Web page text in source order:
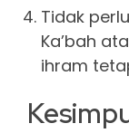
Tidak
Ka’bah
ihram